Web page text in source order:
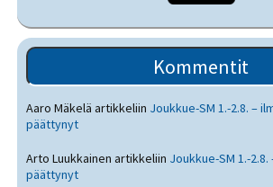
Kommentit
Aaro Mäkelä artikkeliin Joukkue-SM 1.-2.8. –
päättynyt
Arto Luukkainen artikkeliin Joukkue-SM 1.-
päättynyt